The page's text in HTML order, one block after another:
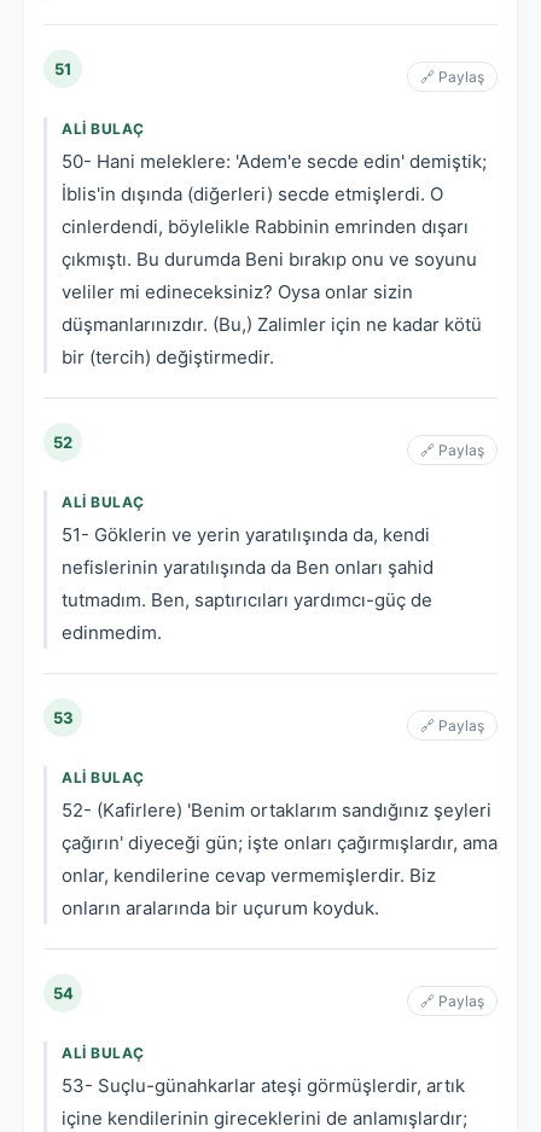
51 🔗 Paylaş
ALI BULAÇ
50- Hani meleklere: 'Adem'e secde edin' demiştik;
İblis'in dışında (diğerleri) secde etmişlerdi. O
cinlerdendi, böylelikle Rabbinin emrinden dışarı
çıkmıştı. Bu durumda Beni bırakıp onu ve soyunu
veliler mi edineceksiniz? Oysa onlar sizin
düşmanlarınızdır. (Bu,) Zalimler için ne kadar kötü
bir (tercih) değiştirmedir.
52 🔗 Paylaş
ALI BULAÇ
51- Göklerin ve yerin yaratılışında da, kendi
nefislerinin yaratılışında da Ben onları şahid
tutmadım. Ben, saptırıcıları yardımcı-güç de
edinmedim.
53 🔗 Paylaş
ALI BULAÇ
52- (Kafirlere) 'Benim ortaklarım sandığınız şeyleri
çağırın' diyeceği gün; işte onları çağırmışlardır, ama
onlar, kendilerine cevap vermemişlerdir. Biz
onların aralarında bir uçurum koyduk.
54 🔗 Paylaş
ALI BULAÇ
53- Suçlu-günahkarlar ateşi görmüşlerdir, artık
içine kendilerinin gireceklerini de anlamışlardır;